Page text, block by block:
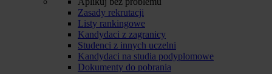
Zasady rekrutacji
Listy rankingowe
Kandydaci z zagranicy
Studenci z innych uczelni
Kandydaci na studia podyplomowe
Dokumenty do pobrania